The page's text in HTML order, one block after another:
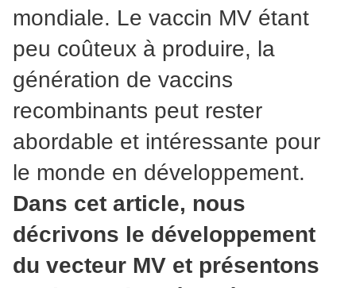
mondiale. Le vaccin MV étant
peu coûteux à produire, la
génération de vaccins
recombinants peut rester
abordable et intéressante pour
le monde en développement.
Dans cet article, nous
décrivons le développement
du vecteur MV et présentons